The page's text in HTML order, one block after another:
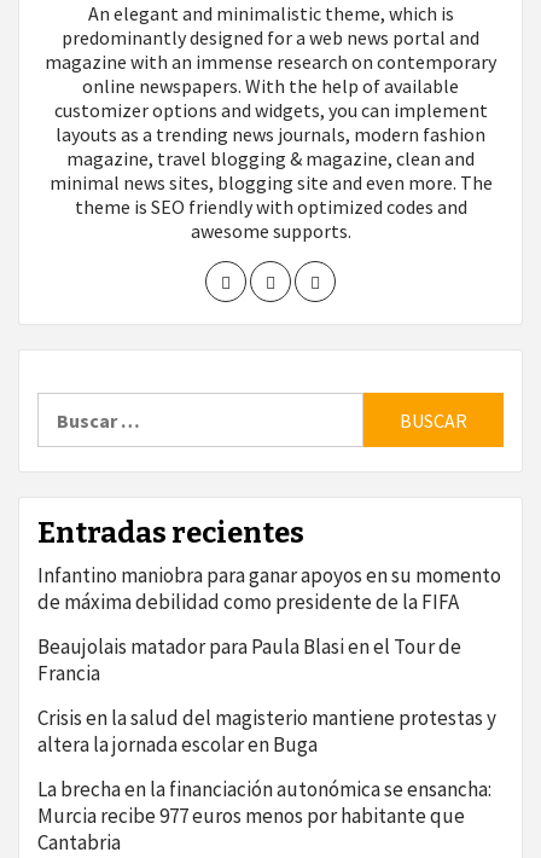
An elegant and minimalistic theme, which is
predominantly designed for a web news portal and
magazine with an immense research on contemporary
online newspapers. With the help of available
customizer options and widgets, you can implement
layouts as a trending news journals, modern fashion
magazine, travel blogging & magazine, clean and
minimal news sites, blogging site and even more. The
theme is SEO friendly with optimized codes and
awesome supports.
Entradas recientes
Infantino maniobra para ganar apoyos en su momento
de máxima debilidad como presidente de la FIFA
Beaujolais matador para Paula Blasi en el Tour de
Francia
Crisis en la salud del magisterio mantiene protestas y
altera la jornada escolar en Buga
La brecha en la financiación autonómica se ensancha:
Murcia recibe 977 euros menos por habitante que
Cantabria